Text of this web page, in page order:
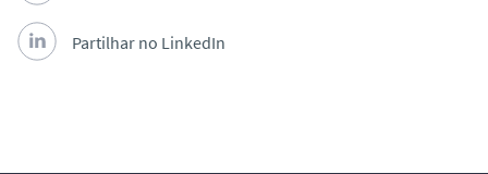
Partilhar no LinkedIn